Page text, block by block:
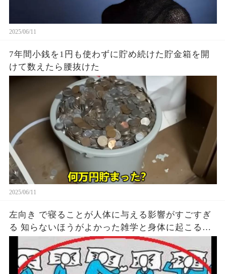
2025/06/11
7年間小銭を1円も使わずに貯め続けた貯金箱を開
けて数えたら腰抜けた
2025/06/11
左向き で寝ることが人体に与える影響がすごすぎ
る 知らないほうがよかった雑学と身体に起こる現
象がヤバい… 驚くべき 大人の 面白いけど知ると後
悔